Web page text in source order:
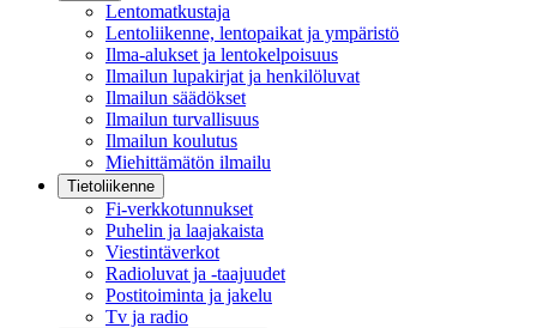
Lentomatkustaja
Lentoliikenne, lentopaikat ja ympäristö
Ilma-alukset ja lentokelpoisuus
Ilmailun lupakirjat ja henkilöluvat
Ilmailun säädökset
Ilmailun turvallisuus
Ilmailun koulutus
Miehittämätön ilmailu
Tietoliikenne
Fi-verkkotunnukset
Puhelin ja laajakaista
Viestintäverkot
Radioluvat ja -taajuudet
Postitoiminta ja jakelu
Tv ja radio